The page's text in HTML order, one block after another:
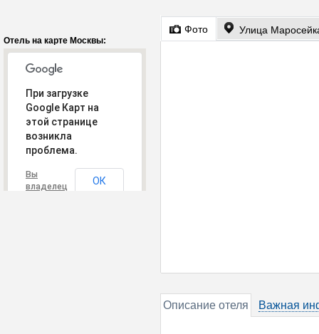
Отель на карте Москвы:
При загрузке
Google Карт на
этой странице
возникла
проблема.
Вы
владелец
ОК
Фото Улица
Описание отеля Важная